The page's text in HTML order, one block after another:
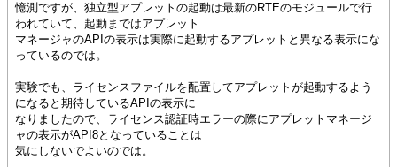
憶測ですが、独立型アプレットの起動は最新のRTEのモジュールで行
われていて、起動まではアプレット
マネージャのAPIの表示は実際に起動するアプレットと異なる表示にな
っているのでは。
実験でも、ライセンスファイルを配置してアプレットが起動するよう
になると期待しているAPIの表示に
なりましたので、ライセンス認証時エラーの際にアプレットマネージ
ャの表示がAPI8となっていることは
気にしないでよいのでは。